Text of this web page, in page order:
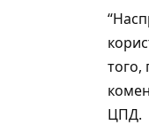
того,
ЦПД.